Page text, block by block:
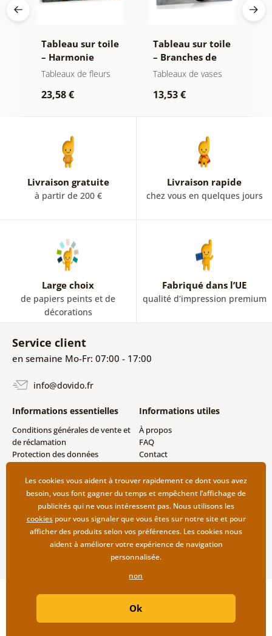
Tableau sur toile
– Harmonie
florale luxueuse
Tableaux de fleurs
23,58 €
Tableau sur toile
– Branches de
fleurs dans un
Tableaux de vases
13,53 €
Livraison gratuite
à partir de 200 €
Livraison rapide
chez vous en quelques jours
Large choix
de papiers peints et de
décorations
Fabriqué dans l’UE
qualité d’impression premium
Service client
en semaine Mo-Fr: 07:00 - 17:00
info@dovido.fr
Informations essentielles
Conditions générales de vente et
de réclamation
Protection des données
Modes de livraison et de
paiement
Retour des produits
Informations utiles
À propos
FAQ
Contact
Copyright ©2019 © Dovido.fr.
| Boutique en ligne créée par
Les cookies vous aident à trouver rapidement ce dont vous avez
besoin, vous font gagner du temps et empêchent l’affichage de
publicités qui ne vous intéressent pas. Nous utilisons les
cookiespour vous signaler que vous êtes sur notre site et pour
afficher des produits selon vos préférences. Les cookies nous
aident à améliorer votre expérience de navigation
personnalisée.
non
Ok